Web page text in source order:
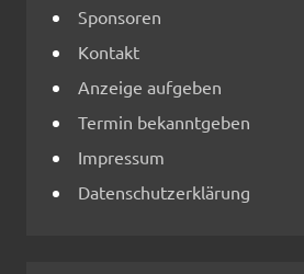
Sponsoren
Kontakt
Anzeige aufgeben
Termin bekanntgeben
Impressum
Datenschutzerklärung